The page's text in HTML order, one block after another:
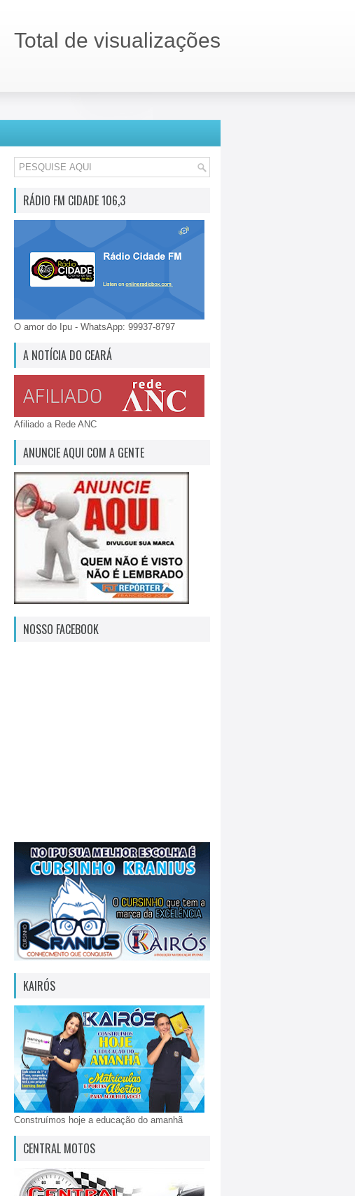
Total de visualizações
RÁDIO FM CIDADE 106,3
O amor do Ipu - WhatsApp: 99937-8797
A NOTÍCIA DO CEARÁ
Afiliado a Rede ANC
ANUNCIE AQUI COM A GENTE
NOSSO FACEBOOK
KAIRÓS
Construímos hoje a educação do amanhã
CENTRAL MOTOS